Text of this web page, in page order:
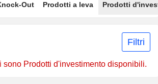
Out Prodotti a leva Prodotti
Filtri
sono Prodotti d'investimento disponibili.